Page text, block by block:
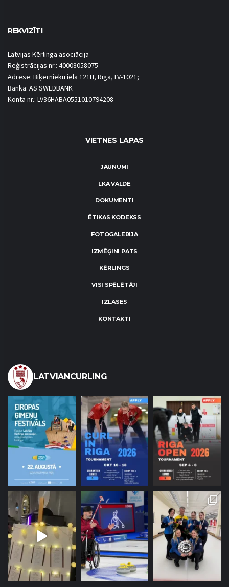
REKVIZĪTI
Latvijas Kērlinga asociācija
Reģistrācijas nr.: 40008058075
Adrese: Biķernieku iela 121H, Rīga, LV-1021;
Banka: AS SWEDBANK
Konta nr.: LV36HABA0551010794208
VIETNES LAPAS
JAUNUMI
LKA VALDE
DOKUMENTI
ĒTIKAS KODEKSS
FOTOGALERIJA
IZMĒĢINI PATS
KĒRLINGS
VISI SPĒLĒTĀJI
IZLASES
KONTAKTI
LATVIANCURLING